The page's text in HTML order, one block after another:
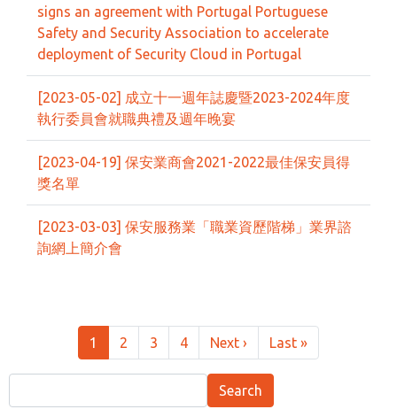
signs an agreement with Portugal Portuguese
Safety and Security Association to accelerate
deployment of Security Cloud in Portugal
[2023-05-02] 成立十一週年誌慶暨2023-2024年度
執行委員會就職典禮及週年晚宴
[2023-04-19] 保安業商會2021-2022最佳保安員得
獎名單
[2023-03-03] 保安服務業「職業資歷階梯」業界諮
詢網上簡介會
Pagination
1 2 3 4 Next › Next page
Last »Last page
Search